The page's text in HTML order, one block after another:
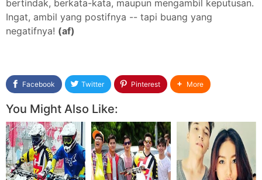
bertindak, berkata-kata, maupun mengambil keputusan.
Ingat, ambil yang postifnya -- tapi buang yang
negatifnya! (af)
Facebook Twitter Pinterest More
You Might Also Like: